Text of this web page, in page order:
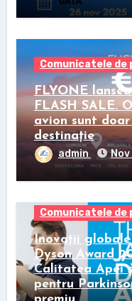
Comunicatele de
FLYONE
FLASH SALE.
avion sunt
destinație
admin Nov
Comunicatele de
Inovații globale
Dyson Award
Calitatea Apei
pentru